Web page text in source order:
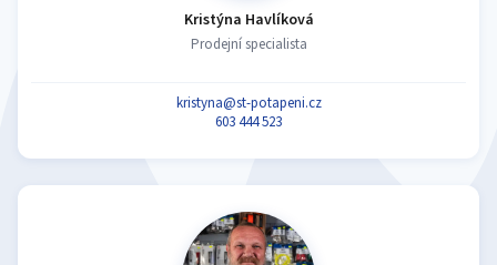
Kristýna Havlíková
Prodejní specialista
kristyna@st-potapeni.cz
603 444 523